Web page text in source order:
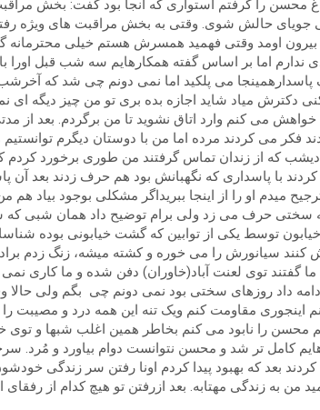
بیمارستان503 رفتم وسراغ محسن را گرفتم استواری که آنجا بود گفت:
حالش شوی. وقتی به بخش مراقبت های ویژه
بیرون اومد وقتی فهمید همسرش هستم خیلی
ندارم اما بر اساس گفته همکارهایم سه شب قبل اورا با
می پلکید اما نمی دونم چی شد که
دکترش میاد شاید اجازه بده بری تو من چیز دیگه ای
می کنم وارد اتاق نشوید تا من برگردم. بعد از
فکر می کردند مرده اما من با دوستان دیگرم
که از زندان تماس گرفتند من طوری برخورد
با پاسداری که نگهبانش بود هم حرف زدند بعد آن
ترجیح میدم او را از اینجا ببریداگر مشکلی بوجود بیاد
سختی حرف می زد ولی برام توضیح داد همان شبی که
توسط یکی از توابین که گشت خیابونی بوده
سیانورش را می خوره و کشته میشه، زنگ زدم
ما گفتند توی لعنت آباد(خاوران) دفن شده و ما کاری
داد روزهای سختی بود نمی دونم چی بگم ولی حالا
اینجوری مقاومت کنم ویک تنه این همه درد و مصیبت
محسن را نابود می کنم بخاطر همین اغلب شبها و توی
بهار 61 بدبختی هایم کامل تر شد و محسن نتوانست دوام بیاورد
بعد که بهبود پیدا کردم اونا رفتن سر زندگی
من به زندگی مهتابه. بعد ازرفتن تو هیچ کدام از رفقای